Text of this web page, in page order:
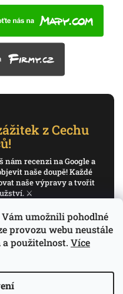
umožnili pohodlné
provozu webu neustále
použitelnost. Více
z Cechu
nám recenzi na Google a
naše doupě! Každé
naše výpravy a tvořit
⚔️
Google
Cechu Hráčů.